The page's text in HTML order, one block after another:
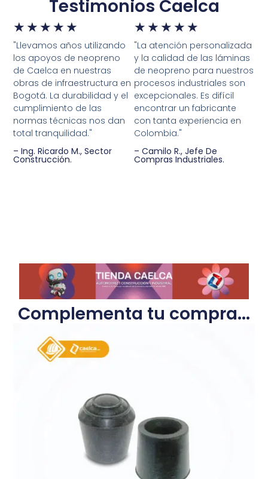
Testimonios Caelca
★ ★ ★ ★ ★
"Llevamos años utilizando
los apoyos de neopreno
de Caelca en nuestras
obras de infraestructura en
Bogotá. La durabilidad y el
cumplimiento de las
normas técnicas nos dan
total tranquilidad."
– Ing. Ricardo M., Sector
Construcción.
★ ★ ★ ★ ★
"La atención personalizada
y la calidad de las láminas
de neopreno para nuestros
procesos industriales son
excepcionales. Es difícil
encontrar un fabricante
con tanta experiencia en
Colombia."
– Camilo R., Jefe De
Compras Industriales.
Complementa tu compra...